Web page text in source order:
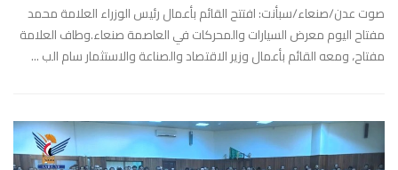
صوت عدن/صنعاء/سبأنت: افتتح القائم بأعمال رئيس الوزراء العلامة محمد
مفتاح اليوم معرض السيارات والمحركات في العاصمة صنعاء.وطاف العلامة
مفتاح، ومعه القائم بأعمال وزير الاقتصاد والصناعة والاستثمار سام الب ...